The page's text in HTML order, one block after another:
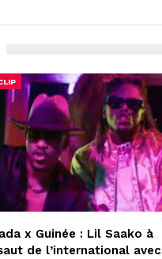
x Guinée : Lil Saako à
de l’international avec